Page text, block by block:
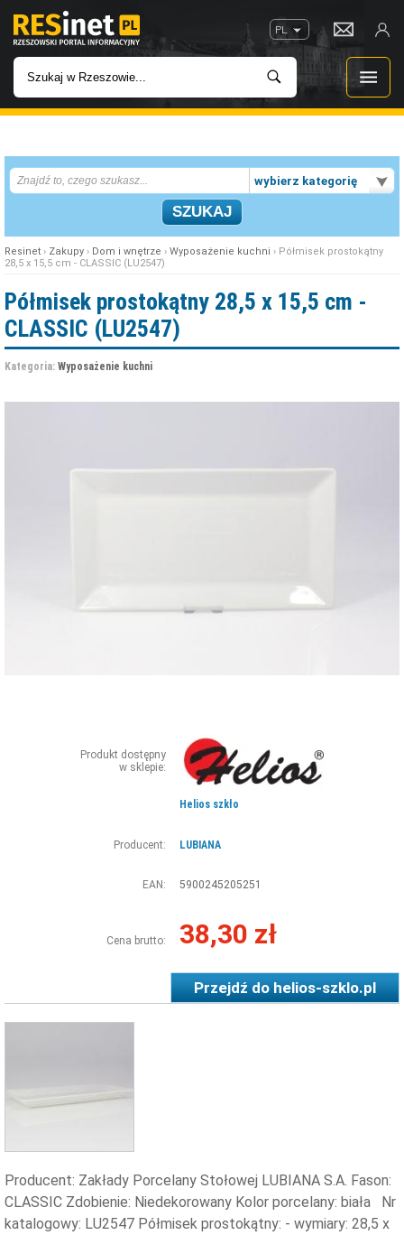
PL
INWESTYCJE
IMPREZY
W KINACH
wybierz kategorię
Resinet › Zakupy › Dom i wnętrze › Wyposażenie kuchni › Półmisek prostokątny
28,5 x 15,5 cm - CLASSIC (LU2547)
Półmisek prostokątny 28,5 x 15,5 cm -
CLASSIC (LU2547)
Kategoria: Wyposażenie kuchni
Produkt dostępny
w sklepie:
Helios szkło
Producent: LUBIANA
EAN: 5900245205251
Cena brutto: 38,30 zł
Przejdź dohelios-szklo.pl
Producent: Zakłady Porcelany Stołowej LUBIANA S.A. Fason:
CLASSIC Zdobienie: Niedekorowany Kolor porcelany: biała Nr
katalogowy: LU2547 Półmisek prostokątny: - wymiary: 28,5 x